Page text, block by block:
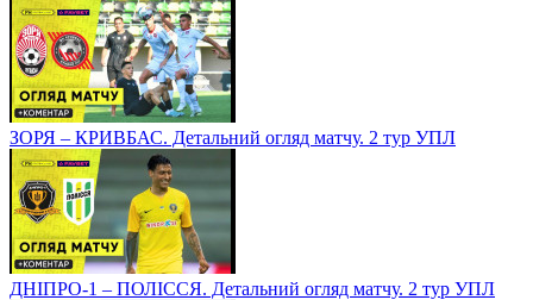
ЗОРЯ – КРИВБАС. Детальний огляд матчу. 2 тур УПЛ
ДНІПРО-1 – ПОЛІССЯ. Детальний огляд матчу. 2 тур УПЛ